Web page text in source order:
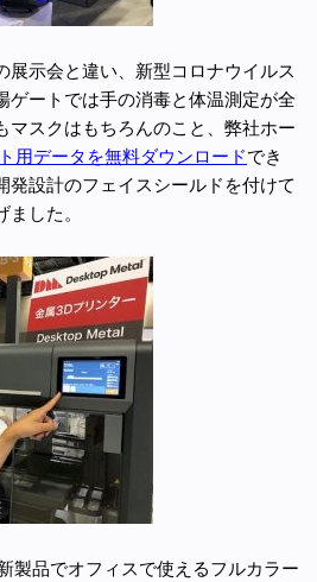
展示会と違い、新型コロナウイルス
ゲートでは手の消毒と体温測定が全
マスクはもちろんのこと、弊社ホー
用データを無料ダウンロードでき
発設計のフェイスシールドを付けて
した。
製品でオフィスで使えるフルカラー